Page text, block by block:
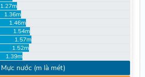
1.27m
1.36m
1.46m
1.54m
1.57m
1.52m
1.39m
Mực nước (m là mét)